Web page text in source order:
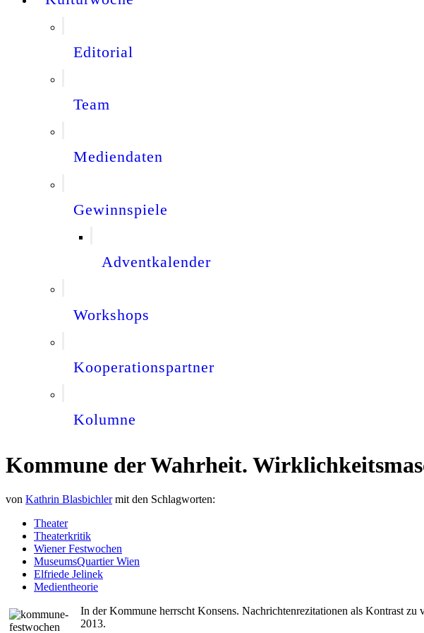
Editorial
Team
Mediendaten
Gewinnspiele
Adventkalender
Workshops
Kooperationspartner
Kolumne
Kommune der Wahrheit.
von Kathrin Blasbichler mit den Schlagworten:
Theater
Theaterkritik
Wiener Festwochen
MuseumsQuartier Wien
Elfriede Jelinek
Medientheorie
In der Kommune herrscht Konsens. Nachrichtenrezitationen als Kontrast
2013.